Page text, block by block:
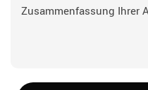
Zusammenfassung Ihrer